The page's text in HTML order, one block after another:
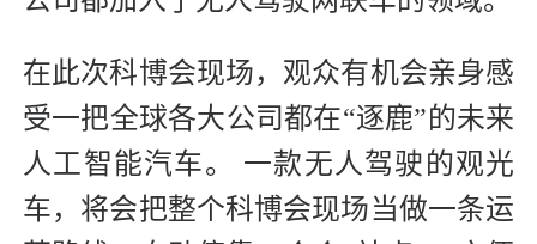
在此次科博会现场，观众有机会亲身感
受一把全球各大公司都在“逐鹿”的未来
人工智能汽车。 一款无人驾驶的观光
车，将会把整个科博会现场当做一条运